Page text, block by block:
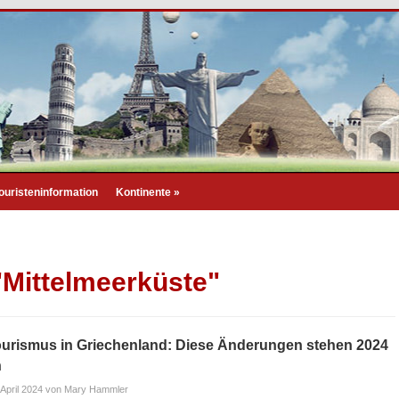
Kontinente »
in Griechenland: Diese Änderungen stehen 2024
2024 von Mary Hammler